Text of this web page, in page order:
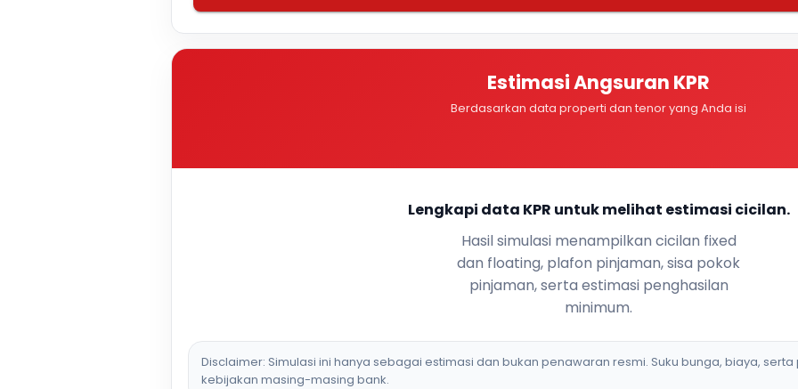
Estimasi Angsuran KPR
Berdasarkan data properti dan tenor yang Anda isi
Lengkapi data KPR untuk melihat estimasi cicilan.
Hasil simulasi menampilkan cicilan fixed
dan floating, plafon pinjaman, sisa pokok
pinjaman, serta estimasi penghasilan
minimum.
Disclaimer: Simulasi ini hanya sebagai estimasi dan bukan penawaran resmi. Suku bunga, biaya,
kebijakan masing-masing bank.